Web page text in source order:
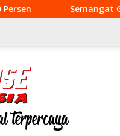
Gotong- Royong